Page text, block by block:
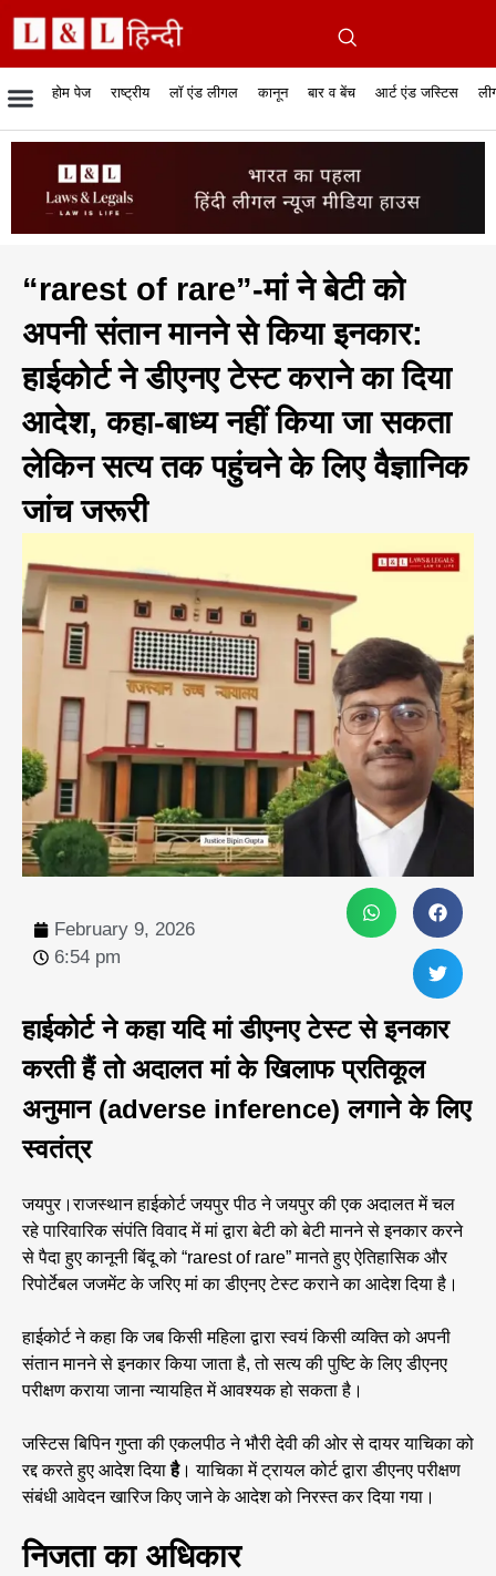
होम पेज राष्ट्रीय
रिपोर्टेबल जजमेंट सुप्रीम कोर्ट हाईकोर्ट
लॉ एंड लीगल
रिसर्च एनालाईसिस एंड लॉ केस स्टेटस
कानून
व्यापार में कानून फिल्में और कानून
बार व बेंच
बार एसोसिएशन बार
आर्ट एंड जस्टिस
जस्टिस एंड जस्टिस
“rarest of rare”-मां ने बेटी को
अपनी संतान मानने से किया इनकार:
हाईकोर्ट ने डीएनए टेस्ट कराने का दिया
आदेश, कहा-बाध्य नहीं किया जा सकता
लेकिन सत्य तक पहुंचने के लिए वैज्ञानिक
जांच जरूरी
February 9, 2026
6:54 pm
हाईकोर्ट ने कहा यदि मां डीएनए टेस्ट से इनकार
करती हैं तो अदालत मां के खिलाफ प्रतिकूल
अनुमान (adverse inference) लगाने के लिए
स्वतंत्र
जयपुर।राजस्थान हाईकोर्ट जयपुर पीठ ने जयपुर की एक अदालत में चल
रहे पारिवारिक संपंति विवाद में मां द्वारा बेटी को बेटी मानने से इनकार करने
से पैदा हुए कानूनी बिंदू को “rarest of rare” मानते हुए ऐतिहासिक और
रिपोर्टेबल जजमेंट के जरिए मां का डीएनए टेस्ट कराने का आदेश दिया है।
हाईकोर्ट ने कहा कि जब किसी महिला द्वारा स्वयं किसी व्यक्ति को अपनी
संतान मानने से इनकार किया जाता है, तो सत्य की पुष्टि के लिए डीएनए
परीक्षण कराया जाना न्यायहित में आवश्यक हो सकता है।
जस्टिस बिपिन गुप्ता की एकलपीठ ने भौरी देवी की ओर से दायर याचिका को
रद्द करते हुए आदेश दियाहै। याचिका में ट्रायल कोर्ट द्वारा डीएनए परीक्षण
संबंधी आवेदन खारिज किए जाने के आदेश को निरस्त कर दिया गया।
निजता का अधिकार